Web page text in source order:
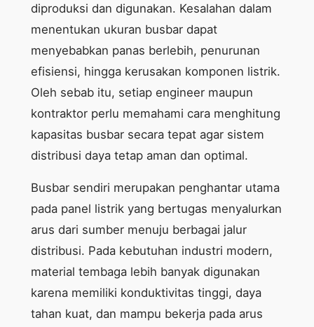
diproduksi dan digunakan. Kesalahan dalam
menentukan ukuran busbar dapat
menyebabkan panas berlebih, penurunan
efisiensi, hingga kerusakan komponen listrik.
Oleh sebab itu, setiap engineer maupun
kontraktor perlu memahami cara menghitung
kapasitas busbar secara tepat agar sistem
distribusi daya tetap aman dan optimal.
Busbar sendiri merupakan penghantar utama
pada panel listrik yang bertugas menyalurkan
arus dari sumber menuju berbagai jalur
distribusi. Pada kebutuhan industri modern,
material tembaga lebih banyak digunakan
karena memiliki konduktivitas tinggi, daya
tahan kuat, dan mampu bekerja pada arus